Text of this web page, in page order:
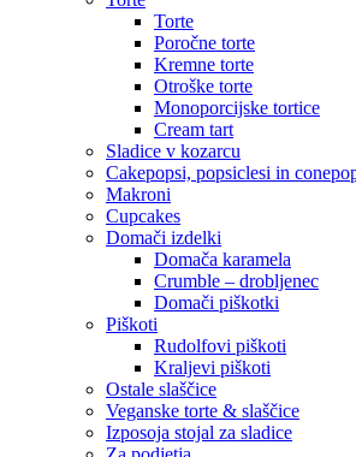
Torte
Poročne torte
Kremne torte
Otroške torte
Monoporcijske tortice
Cream tart
Sladice v kozarcu
Cakepopsi, popsiclesi in
Makroni
Cupcakes
Domači izdelki
Domača karamela
Crumble – drobljenec
Domači piškotki
Piškoti
Rudolfovi piškoti
Kraljevi piškoti
Ostale slaščice
Veganske torte & slaščice
Izposoja stojal za sladice